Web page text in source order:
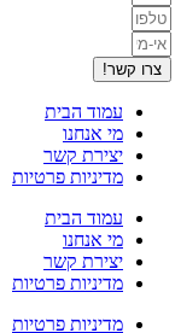
צרו קשר!
עמוד הבית
מי אנחנו
יצירת קשר
מדיניות פרטיות
עמוד הבית
מי אנחנו
יצירת קשר
מדיניות פרטיות
מדיניות פרטיות